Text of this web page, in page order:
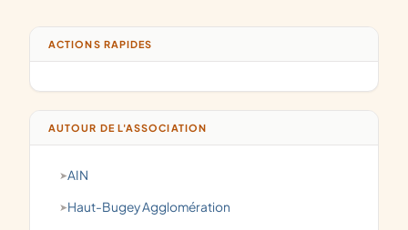
ACTIONS RAPIDES
AUTOUR DE L'ASSOCIATION
AIN
Haut-Bugey Agglomération